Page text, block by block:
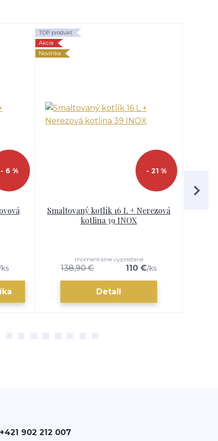
- 6 %
ks
TOP produkt
Akcia
Novinka
- 21 %
Smaltovaný kotlík 16 L + Nerezová
kotlina 39 INOX
138,90 € 110 €/ks
momentálne vypredané
Detail
902 212 007